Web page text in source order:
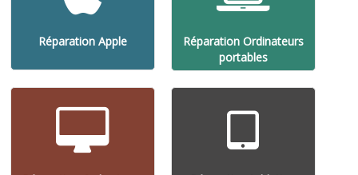
Réparation Apple
Réparation Ordinateurs
portables